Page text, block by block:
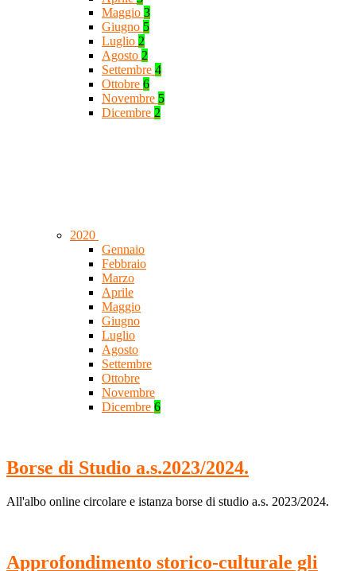
Maggio 3
Giugno 5
Luglio 2
Agosto 2
Settembre 4
Ottobre 6
Novembre 5
Dicembre 2
2020
Gennaio
Febbraio
Marzo
Aprile
Maggio
Giugno
Luglio
Agosto
Settembre
Ottobre
Novembre
Dicembre 6
Borse di Studio a.s.2023/2024.
All'albo online circolare e istanza borse di studio a.s. 2023/2024.
Approfondimento storico-culturale gli